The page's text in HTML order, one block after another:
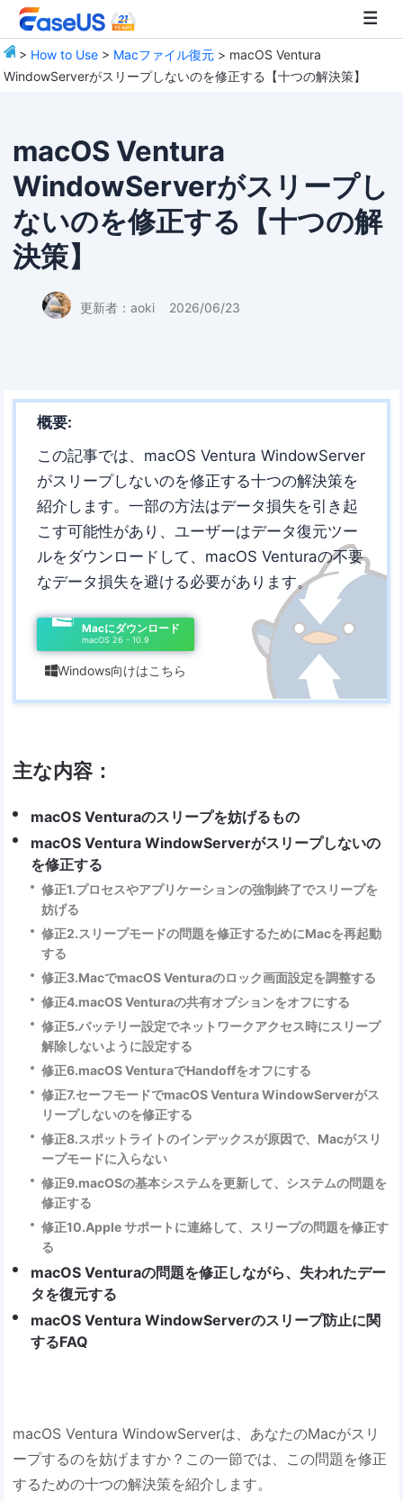
> How to Use > Macファイル復元 > macOS Ventura
WindowServerがスリープしないのを修正する【十つの解決策】
macOS Ventura
WindowServerがスリープし
ないのを修正する【十つの解
決策】
更新者： aoki 2026/06/23
概要:
この記事では、macOS Ventura WindowServer
がスリープしないのを修正する十つの解決策を
紹介します。一部の方法はデータ損失を引き起
こす可能性があり、ユーザーはデータ復元ツー
ルをダウンロードして、macOS Venturaの不要
なデータ損失を避ける必要があります。
Macにダウンロード
macOS 26 - 10.9
Windows向けはこちら
主な内容：
macOS Venturaのスリープを妨げるもの
macOS Ventura WindowServerがスリープしないの
を修正する
修正1.プロセスやアプリケーションの強制終了でスリープを
妨げる
修正2.スリープモードの問題を修正するためにMacを再起動
する
修正3.MacでmacOS Venturaのロック画面設定を調整する
修正4.macOS Venturaの共有オプションをオフにする
修正5.バッテリー設定でネットワークアクセス時にスリープ
解除しないように設定する
修正6.macOS VenturaでHandoffをオフにする
修正7.セーフモードでmacOS Ventura WindowServerがス
リープしないのを修正する
修正8.スポットライトのインデックスが原因で、Macがスリ
ープモードに入らない
修正9.macOSの基本システムを更新して、システムの問題を
修正する
修正10.Apple サポートに連絡して、スリープの問題を修正す
る
macOS Venturaの問題を修正しながら、失われたデー
タを復元する
macOS Ventura WindowServerのスリープ防止に関
するFAQ
macOS Ventura WindowServerは、あなたのMacがスリ
ープするのを妨げますか？この一節では、この問題を修正
するための十つの解決策を紹介します。